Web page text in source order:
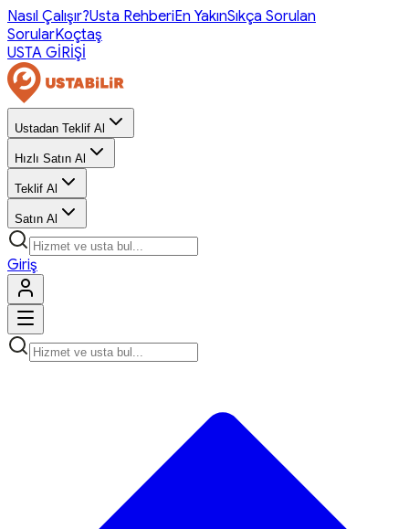
Nasıl Çalışır?Usta RehberiEn YakınSıkça Sorulan
SorularKoçtaş
USTA GİRİŞİ
Ustadan Teklif Al
Hızlı Satın Al
Teklif Al
Satın Al
Giriş